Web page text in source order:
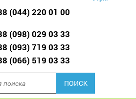
(044) 220 01 00
(098) 029 03 33
(093) 719 03 33
(066) 519 03 33